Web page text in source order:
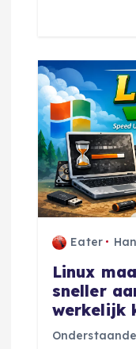
Eater
Linux
sneller
werkelijk